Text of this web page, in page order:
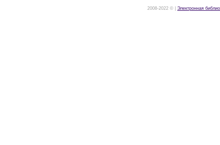
2008-2022 © | Электронная